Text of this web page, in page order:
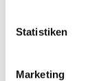
Statistiken
Marketing